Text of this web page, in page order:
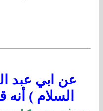
عن ابي عبد
السلام ) أنه